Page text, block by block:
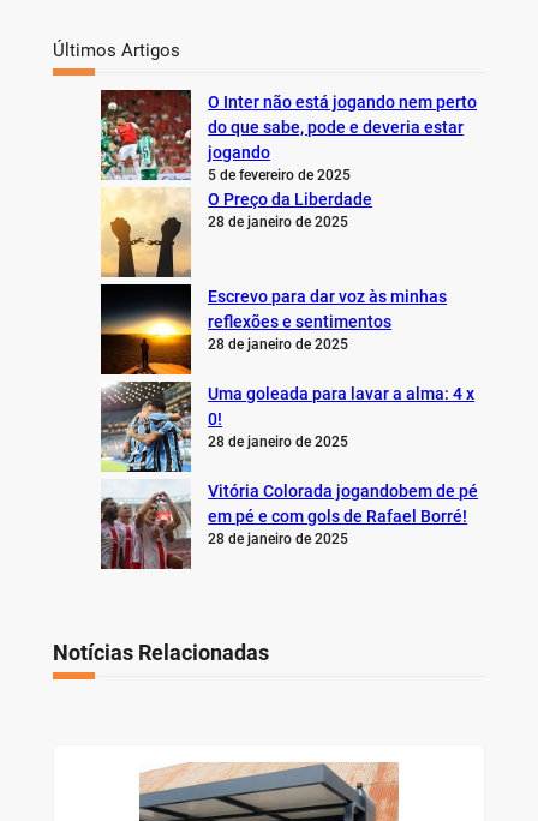
Últimos Artigos
O Inter não está jogando nem perto
do que sabe, pode e deveria estar
jogando
5 de fevereiro de 2025
O Preço da Liberdade
28 de janeiro de 2025
Escrevo para dar voz às minhas
reflexões e sentimentos
28 de janeiro de 2025
Uma goleada para lavar a alma: 4 x
0!
28 de janeiro de 2025
Vitória Colorada jogandobem de pé
em pé e com gols de Rafael Borré!
28 de janeiro de 2025
Notícias Relacionadas